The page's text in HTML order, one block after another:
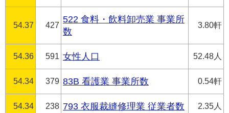
54.37 427
522 食料・飲料卸売業 事業所
数
3.80軒
54.36 591 女性人口 52.48人
54.34 379 83B 看護業 事業所数 0.54軒
54.34 238 793 衣服裁縫修理業 従業者数 2.35人